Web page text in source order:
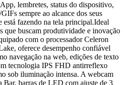
lembretes, status do dispositivo,
sempre ao alcance dos seus
fazendo na tela principal.Ideal
que buscam produtividade e inovação
com o processador Celeron
oferece desempenho confiável
navegação na web, edições de texto
tecnologia IPS FHD antirreflexo
sob iluminação intensa. A webcam
barras de LED com ajuste de 3